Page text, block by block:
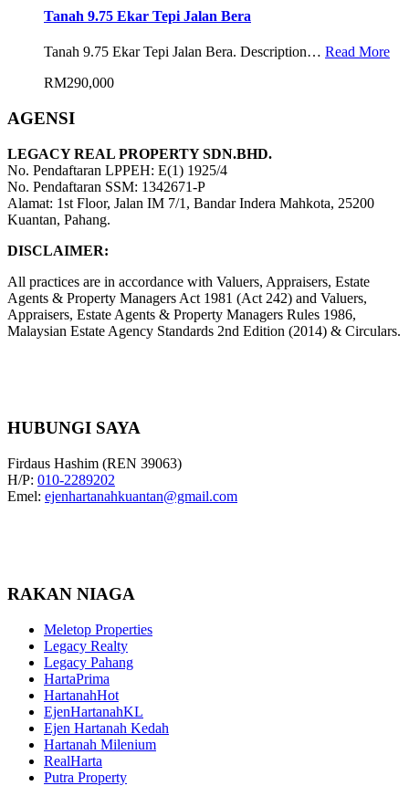
Tanah 9.75 Ekar Tepi Jalan Bera
Tanah 9.75 Ekar Tepi Jalan Bera. Description… Read More
RM290,000
AGENSI
LEGACY REAL PROPERTY SDN.BHD.
No. Pendaftaran LPPEH: E(1) 1925/4
No. Pendaftaran SSM: 1342671-P
Alamat: 1st Floor, Jalan IM 7/1, Bandar Indera Mahkota, 25200
Kuantan, Pahang.
DISCLAIMER:
All practices are in accordance with Valuers, Appraisers, Estate
Agents & Property Managers Act 1981 (Act 242) and Valuers,
Appraisers, Estate Agents & Property Managers Rules 1986,
Malaysian Estate Agency Standards 2nd Edition (2014) & Circulars.
HUBUNGI SAYA
Firdaus Hashim (REN 39063)
H/P: 010-2289202
Emel: ejenhartanahkuantan@gmail.com
RAKAN NIAGA
Meletop Properties
Legacy Realty
Legacy Pahang
HartaPrima
HartanahHot
EjenHartanahKL
Ejen Hartanah Kedah
Hartanah Milenium
RealHarta
Putra Property